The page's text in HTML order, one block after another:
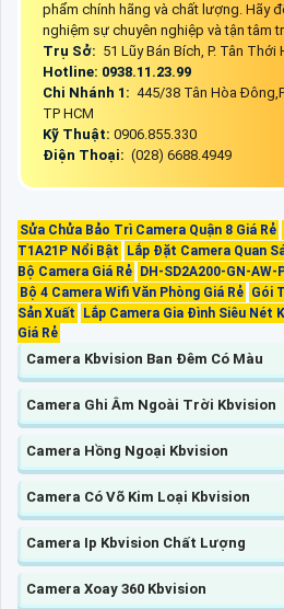
phẩm chính hãng và chất lượng. Hãy
nghiệm sự chuyên nghiệp và tận tâm
Trụ Sở: 51 Lũy Bán Bích, P. Tân Thới
Hotline: 0938.11.23.99
Chi Nhánh 1: 445/38 Tân Hòa
TP HCM
Kỹ Thuật: 0906.855.330
Điện Thoại: (028) 6688.4949
Sửa Chửa Bảo Trì Camera Quận 8 Giá Rẻ
T1A21P Nổi Bật
Lắp Đặt Camera Quan
Bộ Camera Giá Rẻ
DH-SD2A200-GN-
Bộ 4 Camera Wifi Văn Phòng Giá Rẻ Gói
Sản Xuất
Lắp Camera Gia Đình Siêu Nét
Giá Rẻ
Camera Kbvision Ban Đêm Có Màu
Camera Ghi Âm Ngoài Trời Kbvision
Camera Hồng Ngoại Kbvision
Camera Có Võ Kim Loại Kbvision
Camera Ip Kbvision Chất Lượng
Camera Xoay 360 Kbvision